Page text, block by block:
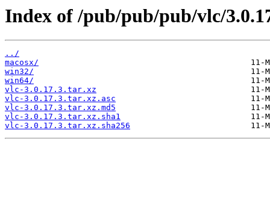
Index of /pub/pub/pub/vlc/
../
macosx/
win32/
win64/
vlc-3.0.17.3.tar.xz
vlc-3.0.17.3.tar.xz.asc
vlc-3.0.17.3.tar.xz.md5
vlc-3.0.17.3.tar.xz.sha1
vlc-3.0.17.3.tar.xz.sha256